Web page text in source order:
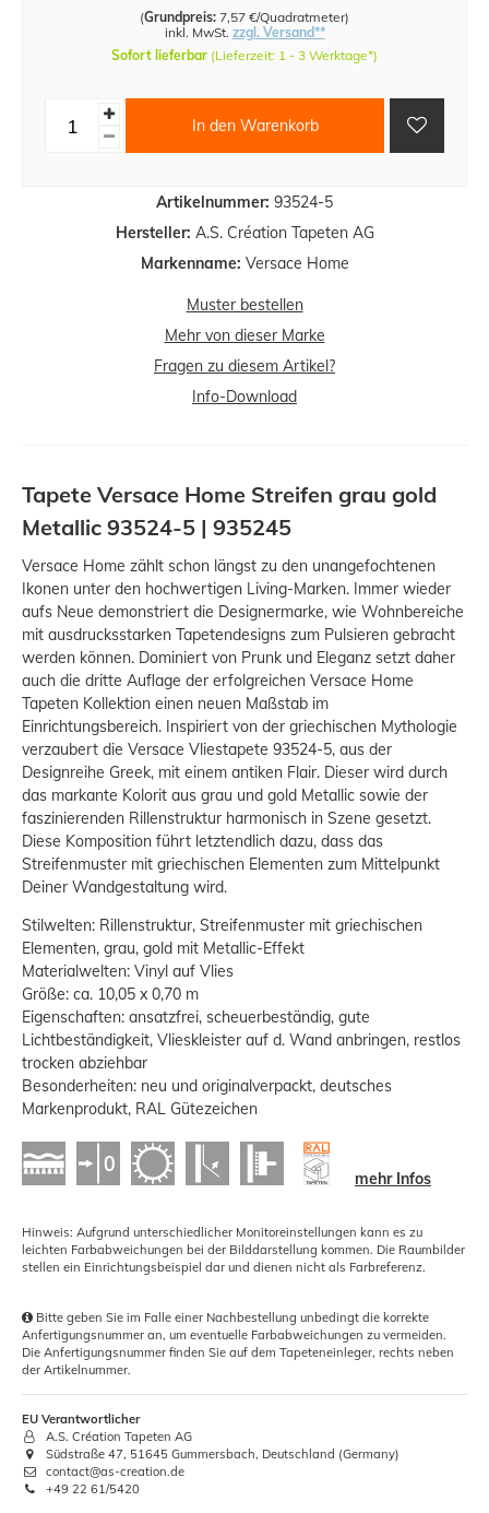
Artikelnummer: 93524-5
Hersteller: A.S. Création Tapeten AG
Markenname: Versace Home
(Grundpreis: 7,57 €/Quadratmeter)
inkl. MwSt. zzgl. Versand**
Sofort lieferbar (Lieferzeit: 1 - 3 Werktage*)
In den Warenkorb
Muster bestellen
Mehr von dieser Marke
Fragen zu diesem Artikel?
Info-Download
Tapete Versace Home Streifen grau gold
Metallic 93524-5 | 935245
Versace Home zählt schon längst zu den unangefochtenen
Ikonen unter den hochwertigen Living-Marken. Immer wieder
aufs Neue demonstriert die Designermarke, wie Wohnbereiche
mit ausdrucksstarken Tapetendesigns zum Pulsieren gebracht
werden können. Dominiert von Prunk und Eleganz setzt daher
auch die dritte Auflage der erfolgreichen Versace Home
Tapeten Kollektion einen neuen Maßstab im
Einrichtungsbereich. Inspiriert von der griechischen Mythologie
verzaubert die Versace Vliestapete 93524-5, aus der
Designreihe Greek, mit einem antiken Flair. Dieser wird durch
das markante Kolorit aus grau und gold Metallic sowie der
faszinierenden Rillenstruktur harmonisch in Szene gesetzt.
Diese Komposition führt letztendlich dazu, dass das
Streifenmuster mit griechischen Elementen zum Mittelpunkt
Deiner Wandgestaltung wird.
Stilwelten: Rillenstruktur, Streifenmuster mit griechischen
Elementen, grau, gold mit Metallic-Effekt
Materialwelten: Vinyl auf Vlies
Größe: ca. 10,05 x 0,70 m
Eigenschaften: ansatzfrei, scheuerbeständig, gute
Lichtbeständigkeit, Vlieskleister auf d. Wand anbringen, restlos
trocken abziehbar
Besonderheiten: neu und originalverpackt, deutsches
Markenprodukt, RAL Gütezeichen
mehr Infos
Hinweis: Aufgrund unterschiedlicher Monitoreinstellungen kann es zu
leichten Farbabweichungen bei der Bilddarstellung kommen. Die Raumbilder
stellen ein Einrichtungsbeispiel dar und dienen nicht als Farbreferenz.
Bitte geben Sie im Falle einer Nachbestellung unbedingt die korrekte
Anfertigungsnummer an, um eventuelle Farbabweichungen zu vermeiden.
Die Anfertigungsnummer finden Sie auf dem Tapeteneinleger, rechts neben
der Artikelnummer.
EU Verantwortlicher
A.S. Création Tapeten AG
Südstraße 47, 51645 Gummersbach, Deutschland (Germany)
contact@as-creation.de
+49 22 61/5420